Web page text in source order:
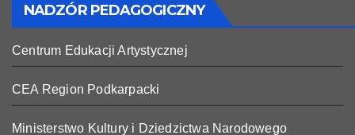
NADZÓR PEDAGOGICZNY
Centrum Edukacji Artystycznej
CEA Region Podkarpacki
Ministerstwo Kultury i Dziedzictwa Narodowego